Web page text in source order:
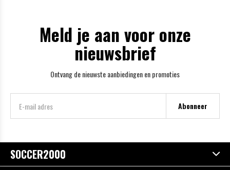
Meld je aan voor onze
nieuwsbrief
Ontvang de nieuwste aanbiedingen en promoties
Abonneer
SOCCER2000